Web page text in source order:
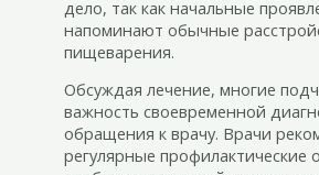
дело, так как начальные
напоминают обычные
пищеварения.
Обсуждая лечение, многие
важность своевременной
обращения к врачу. Врачи
регулярные профилактические